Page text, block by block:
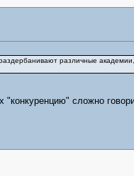
различные
сложно